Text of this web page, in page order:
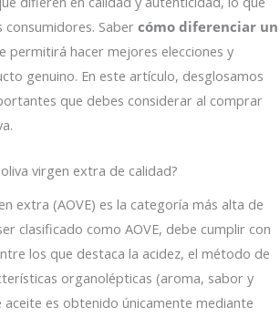
Saber cómo diferenciar un
permitirá hacer mejores elecciones y
genuino. En este artículo, desglosamos
que debes considerar al comprar
virgen extra de calidad?
extra (AOVE) es la categoría más alta de
clasificado como AOVE, debe cumplir con
los que destaca la acidez, el método de
organolépticas (aroma, sabor y
es obtenido únicamente mediante